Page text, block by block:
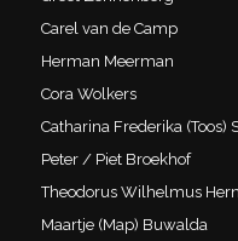
Carel van de Camp
Herman Meerman
Cora Wolkers
Catharina Frederika (Toos)
Peter / Piet Broekhof
Theodorus Wilhelmus
Maartje (Map) Buwalda